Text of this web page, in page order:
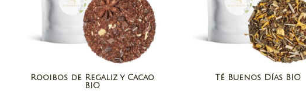
Rooibos de Regaliz y Cacao
BIO
Té Buenos Días BIO